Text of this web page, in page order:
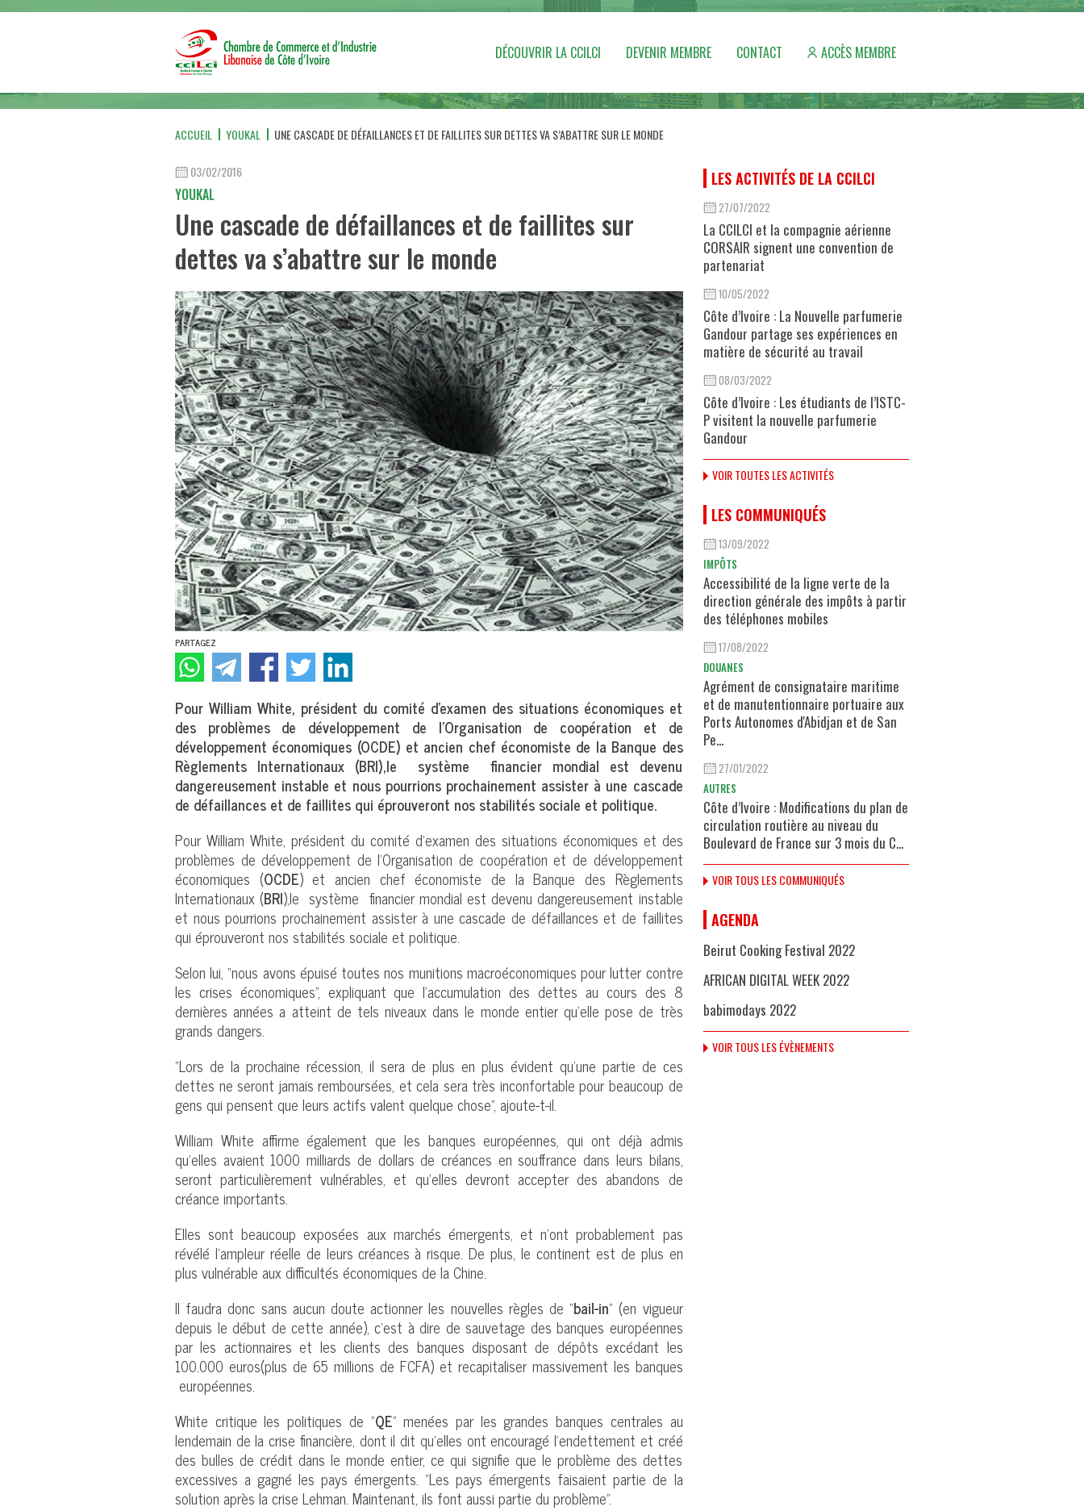
DÉCOUVRIR LA CCILCI DEVENIR MEMBRE CONTACT ACCÈS MEMBRE
ACCUEIL YOUKAL UNE CASCADE DE DÉFAILLANCES ET DE FAILLITES SUR DETTES VA S’ABATTRE SUR LE MONDE
03/02/2016
YOUKAL
Une cascade de défaillances et de faillites sur
dettes va s’abattre sur le monde
PARTAGEZ
Pour William White, président du comité d’examen des situations économiques et
des problèmes de développement de l’Organisation de coopération et de
développement économiques (OCDE) et ancien chef économiste de la Banque des
Règlements Internationaux (BRI),le système financier mondial est devenu
dangereusement instable et nous pourrions prochainement assister à une cascade
de défaillances et de faillites qui éprouveront nos stabilités sociale et politique.
Pour William White, président du comité d’examen des situations économiques et des
problèmes de développement de l’Organisation de coopération et de développement
économiques (OCDE) et ancien chef économiste de la Banque des Règlements
Internationaux (BRI),le système financier mondial est devenu dangereusement instable
et nous pourrions prochainement assister à une cascade de défaillances et de faillites
qui éprouveront nos stabilités sociale et politique.
Selon lui, “nous avons épuisé toutes nos munitions macroéconomiques pour lutter contre
les crises économiques”, expliquant que l’accumulation des dettes au cours des 8
dernières années a atteint de tels niveaux dans le monde entier qu’elle pose de très
grands dangers.
"Lors de la prochaine récession, il sera de plus en plus évident qu’une partie de ces
dettes ne seront jamais remboursées, et cela sera très inconfortable pour beaucoup de
gens qui pensent que leurs actifs valent quelque chose”, ajoute-t-il.
William White affirme également que les banques européennes, qui ont déjà admis
qu’elles avaient 1000 milliards de dollars de créances en souffrance dans leurs bilans,
seront particulièrement vulnérables, et qu’elles devront accepter des abandons de
créance importants.
Elles sont beaucoup exposées aux marchés émergents, et n’ont probablement pas
révélé l’ampleur réelle de leurs créances à risque. De plus, le continent est de plus en
plus vulnérable aux difficultés économiques de la Chine.
Il faudra donc sans aucun doute actionner les nouvelles règles de “bail-in” (en vigueur
depuis le début de cette année), c’est à dire de sauvetage des banques européennes
par les actionnaires et les clients des banques disposant de dépôts excédant les
100.000 euros(plus de 65 millions de FCFA) et recapitaliser massivement les banques
européennes.
White critique les politiques de "QE" menées par les grandes banques centrales au
lendemain de la crise financière, dont il dit qu’elles ont encouragé l’endettement et créé
des bulles de crédit dans le monde entier, ce qui signifie que le problème des dettes
excessives a gagné les pays émergents. “Les pays émergents faisaient partie de la
solution après la crise Lehman. Maintenant, ils font aussi partie du problème”.
LES ACTIVITÉS DE LA CCILCI
27/07/2022
La CCILCI et la compagnie aérienne
CORSAIR signent une convention de
partenariat
10/05/2022
Côte d’Ivoire : La Nouvelle parfumerie
Gandour partage ses expériences en
matière de sécurité au travail
08/03/2022
Côte d’Ivoire : Les étudiants de l’ISTC-
P visitent la nouvelle parfumerie
Gandour
VOIR TOUTES LES ACTIVITÉS
LES COMMUNIQUÉS
13/09/2022
IMPÔTS
Accessibilité de la ligne verte de la
direction générale des impôts à partir
des téléphones mobiles
17/08/2022
DOUANES
Agrément de consignataire maritime
et de manutentionnaire portuaire aux
Ports Autonomes d'Abidjan et de San
Pe...
27/01/2022
AUTRES
Côte d’Ivoire : Modifications du plan de
circulation routière au niveau du
Boulevard de France sur 3 mois du C...
VOIR TOUS LES COMMUNIQUÉS
AGENDA
Beirut Cooking Festival 2022
AFRICAN DIGITAL WEEK 2022
babimodays 2022
VOIR TOUS LES ÉVÈNEMENTS